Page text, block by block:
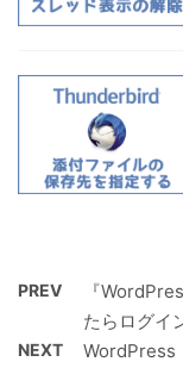
PREV
『
たらログイ
NEXT
WordPress